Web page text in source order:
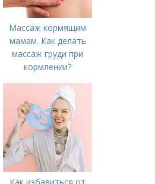
Массаж кормящим
мамам. Как делать
массаж груди при
кормлении?